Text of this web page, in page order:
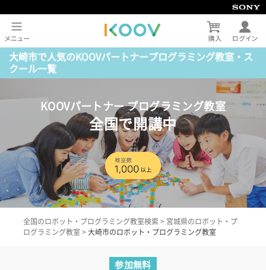
大崎市で人気のKOOVパートナープログラミング教室・ス
クール一覧
KOOVパートナー プログラミング教室
全国で開講中
全国のロボット・プログラミング教室検索 > 宮城県のロボット・プ
ログラミング教室 > 大崎市のロボット・プログラミング教室
参加無料